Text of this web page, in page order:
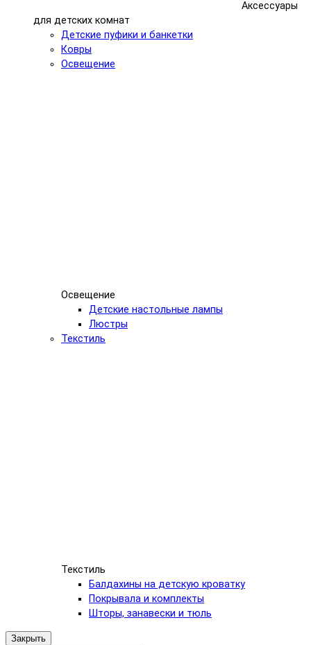
Аксессуары
для детских комнат
Детские пуфики и банкетки
Ковры
Освещение
Освещение
Детские настольные лампы
Люстры
Текстиль
Текстиль
Балдахины на детскую кроватку
Покрывала и комплекты
Шторы, занавески и тюль
Закрыть